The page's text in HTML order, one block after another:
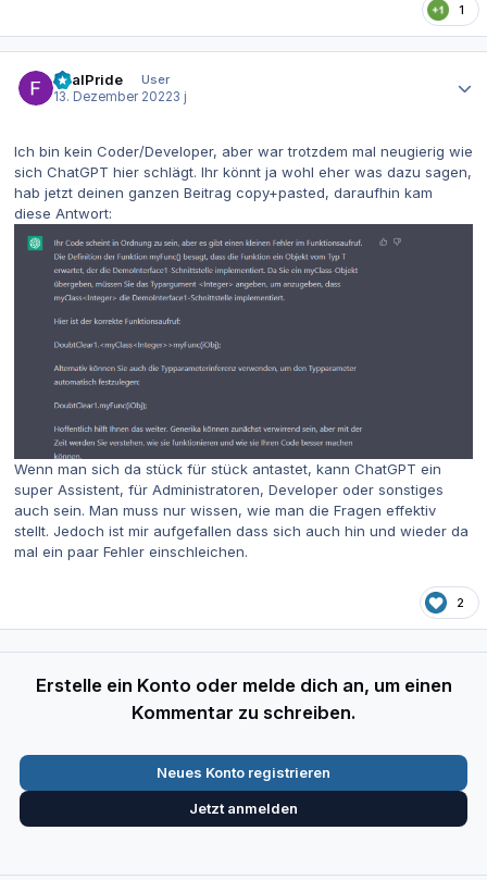
1
RealPride
User
13. Dezember 20223 j
Ich bin kein Coder/Developer, aber war trotzdem mal neugierig wie
sich ChatGPT hier schlägt. Ihr könnt ja wohl eher was dazu sagen,
hab jetzt deinen ganzen Beitrag copy+pasted, daraufhin kam
diese Antwort:
Wenn man sich da stück für stück antastet, kann ChatGPT ein
super Assistent, für Administratoren, Developer oder sonstiges
auch sein. Man muss nur wissen, wie man die Fragen effektiv
stellt. Jedoch ist mir aufgefallen dass sich auch hin und wieder da
mal ein paar Fehler einschleichen.
2
Erstelle ein Konto oder melde dich an, um einen
Kommentar zu schreiben.
Neues Konto registrieren
Jetzt anmelden